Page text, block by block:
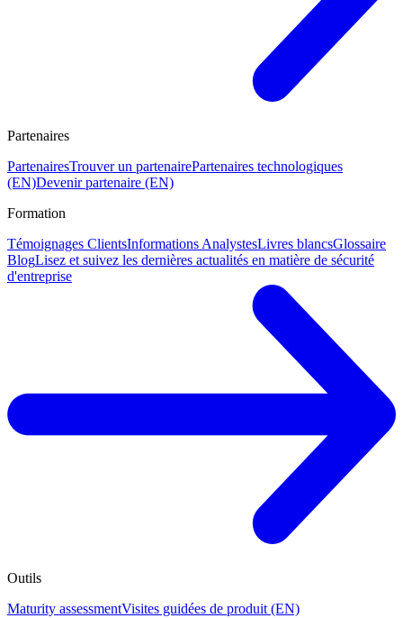
Partenaires
PartenairesTrouver un partenairePartenaires technologiques
(EN)Devenir partenaire (EN)
Formation
Témoignages ClientsInformations AnalystesLivres blancsGlossaire
BlogLisez et suivez les dernières actualités en matière de sécurité
d'entreprise
Outils
Maturity assessmentVisites guidées de produit (EN)